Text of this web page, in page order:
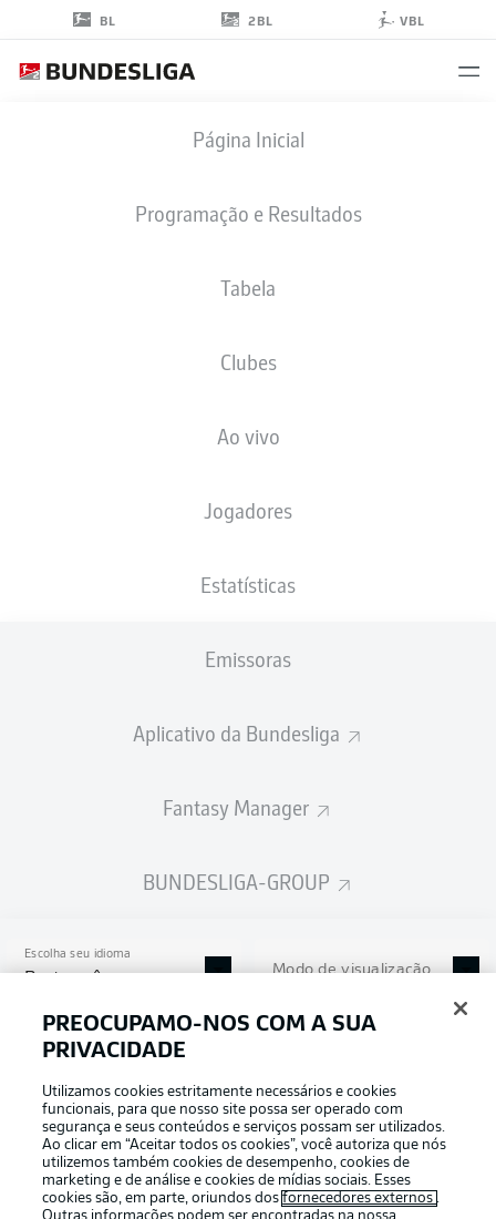
BL 2BL VBL
Página Inicial
Programação e Resultados
Tabela
Clubes
Ao vivo
Jogadores
Estatísticas
Emissoras
Aplicativo da Bundesliga
Fantasy Manager
BUNDESLIGA-GROUP
Escolha seu idioma
Português Modo de visualização
18.11.1985
2026/2027
PREOCUPAMO-NOS COM A SUA
PRIVACIDADE
Utilizamos cookies estritamente necessários e cookies
funcionais, para que nosso site possa ser operado com
segurança e seus conteúdos e serviços possam ser utilizados.
Ao clicar em “Aceitar todos os cookies”, você autoriza que nós
utilizemos também cookies de desempenho, cookies de
marketing e de análise e cookies de mídias sociais. Esses
cookies são, em parte, oriundos dosfornecedores externos .